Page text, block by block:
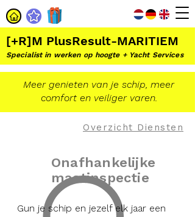
Meer genieten van je schip, meer
comfort en veiliger varen.
[+R]M PlusResult-MARITIEM
Specialist in werken op hoogte + Yacht Services
Overzicht Diensten
Onafhankelijke
mastinspectie
Gun je schip en jezelf elk jaar een